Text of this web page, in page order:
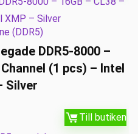
(DDR5)
DDR5-8000 –
(1 pcs) – Intel
Silver
Till butiken